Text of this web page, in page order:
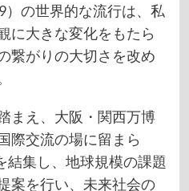
の世界的な流行は、私
に大きな変化をもたら
繋がりの大切さを改め
まえ、大阪・関西万博
際交流の場に留まら
結集し、地球規模の課題
案を行い、未来社会の